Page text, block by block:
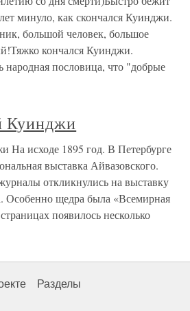
минуло, как скончался Куинджи.
большой человек, большое
кончался Куинджи.
народная пословица, что "добрые
Куинджи
На исходе 1895 год. В Петербурге
выставка Айвазовского.
откликнулись на выставку
Особенно щедра была «Всемирная
появилось несколько
Разделы